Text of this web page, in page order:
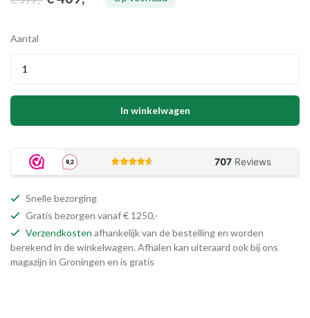
Aantal
In winkelwagen
Snelle bezorging
Gratis bezorgen vanaf € 1250,-
Verzendkosten afhankelijk van de bestelling en worden
berekend in de winkelwagen. Afhalen kan uiteraard ook bij ons
magazijn in Groningen en is gratis